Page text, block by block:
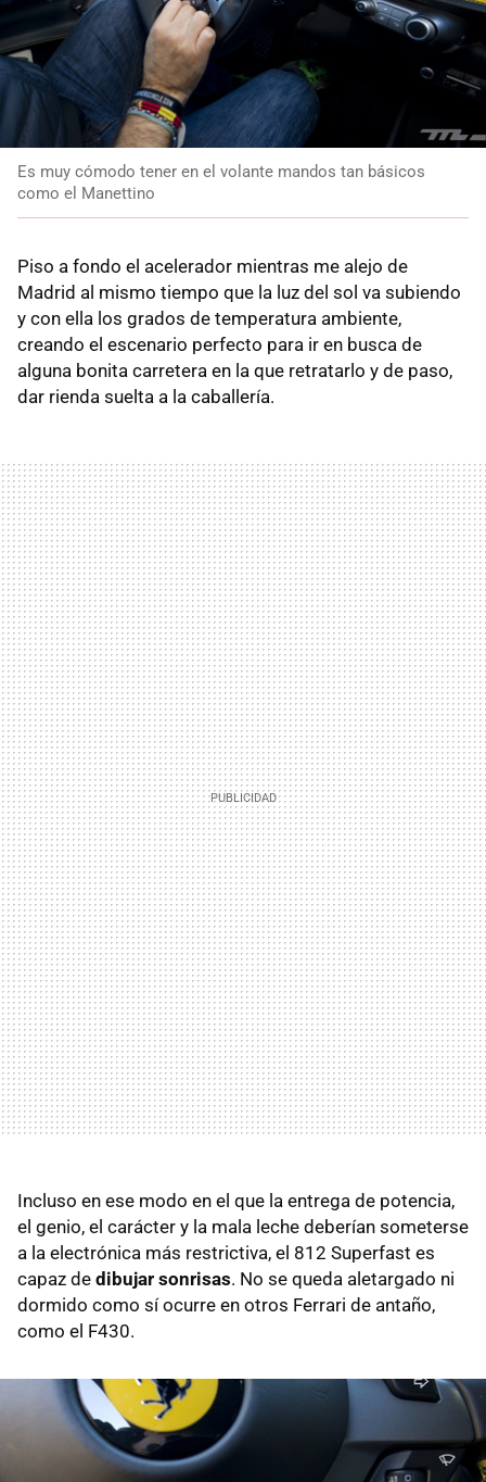
Es muy cómodo tener en el volante mandos tan básicos
como el Manettino
Piso a fondo el acelerador mientras me alejo de
Madrid al mismo tiempo que la luz del sol va subiendo
y con ella los grados de temperatura ambiente,
creando el escenario perfecto para ir en busca de
alguna bonita carretera en la que retratarlo y de paso,
dar rienda suelta a la caballería.
Incluso en ese modo en el que la entrega de potencia,
el genio, el carácter y la mala leche deberían someterse
a la electrónica más restrictiva, el 812 Superfast es
capaz de dibujar sonrisas. No se queda aletargado ni
dormido como sí ocurre en otros Ferrari de antaño,
como el F430.